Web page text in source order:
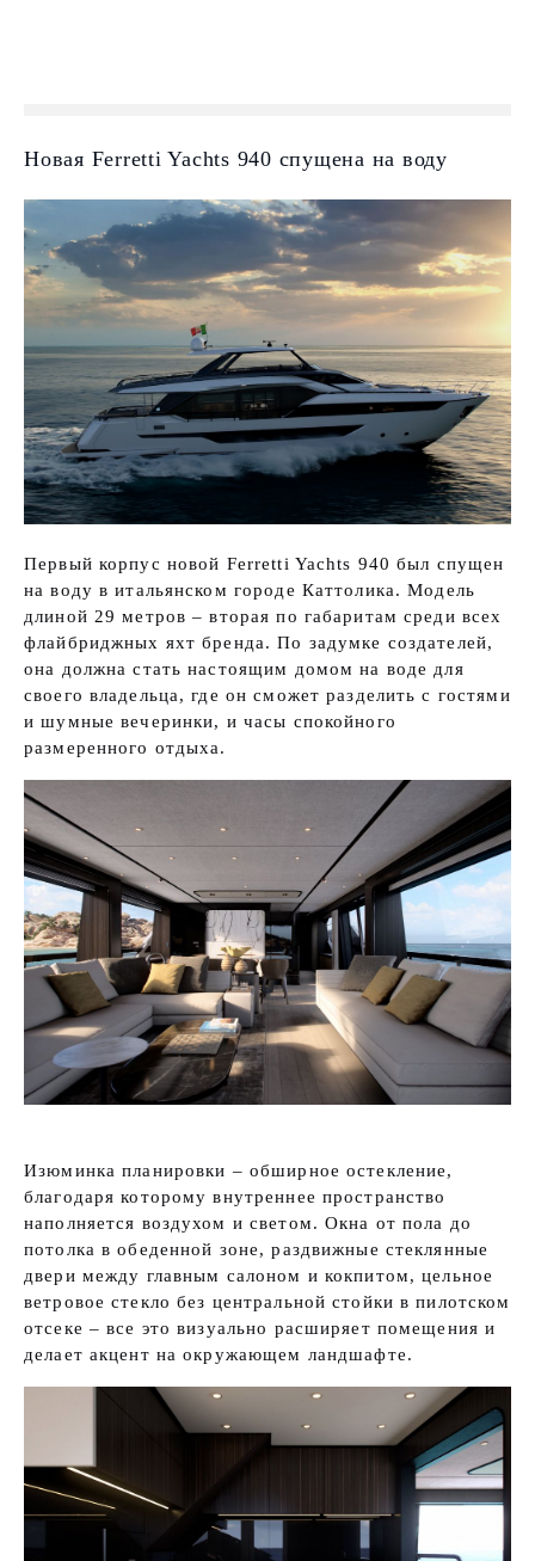
Новая Ferretti Yachts 940 спущена на воду ​
Первый корпус новой Ferretti Yachts 940 был спущен
на воду в итальянском городе Каттолика. Модель
длиной 29 метров – вторая по габаритам среди всех
флайбриджных яхт бренда. По задумке создателей,
она должна стать настоящим домом на воде для
своего владельца, где он сможет разделить с гостями
и шумные вечеринки, и часы спокойного
размеренного отдыха.
Изюминка планировки – обширное остекление,
благодаря которому внутреннее пространство
наполняется воздухом и светом. Окна от пола до
потолка в обеденной зоне, раздвижные стеклянные
двери между главным салоном и кокпитом, цельное
ветровое стекло без центральной стойки в пилотском
отсеке – все это визуально расширяет помещения и
делает акцент на окружающем ландшафте.